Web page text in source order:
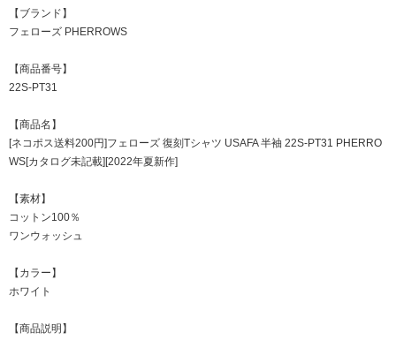
【ブランド】
フェローズ PHERROWS
【商品番号】
22S-PT31
【商品名】
[ネコポス送料200円]フェローズ 復刻Tシャツ USAFA 半袖 22S-PT31 PHERRO
WS[カタログ未記載][2022年夏新作]
【素材】
コットン100％
ワンウォッシュ
【カラー】
ホワイト
【商品説明】